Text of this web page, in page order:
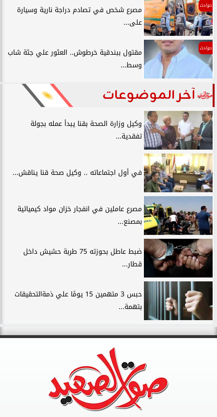
حوادث
مصرع شخص في تصادم دراجة نارية وسيارة
على...
حوادث
مقتول ببندقية خرطوش.. العثور علي جثة شاب
وسط...
آخر الموضوعات
وكيل وزارة الصحة بقنا يبدأ عمله بجولة
تفقدية...
في أول اجتماعاته .. وكيل صحة قنا يناقش...
مصرع عاملين في انفجار خزان مواد كيميائية
بمصنع...
ضبط عاطل بحوزته 75 طربة حشيش داخل
قطار...
حبس 3 متهمين 15 يومًا علي ذمةالتحقيقات
بتهمة...